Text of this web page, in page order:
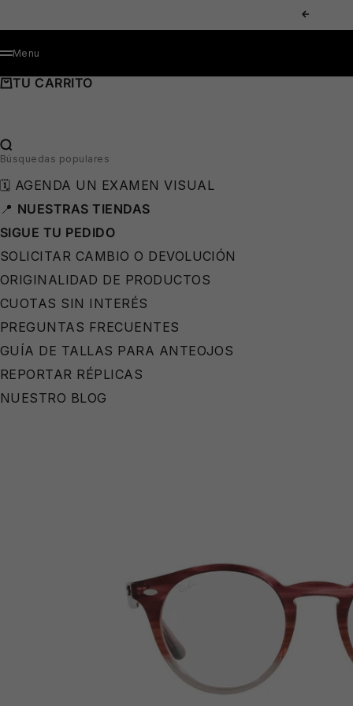
ANTERIOR
MENÚ
Menu
TU CARRITO
BUSCAR…
Búsquedas populares
🗓️ AGENDA UN EXAMEN VISUAL
📍 NUESTRAS TIENDAS
SIGUE TU PEDIDO
SOLICITAR CAMBIO O DEVOLUCIÓN
ORIGINALIDAD DE PRODUCTOS
CUOTAS SIN INTERÉS
PREGUNTAS FRECUENTES
GUÍA DE TALLAS PARA ANTEOJOS
REPORTAR RÉPLICAS
NUESTRO BLOG